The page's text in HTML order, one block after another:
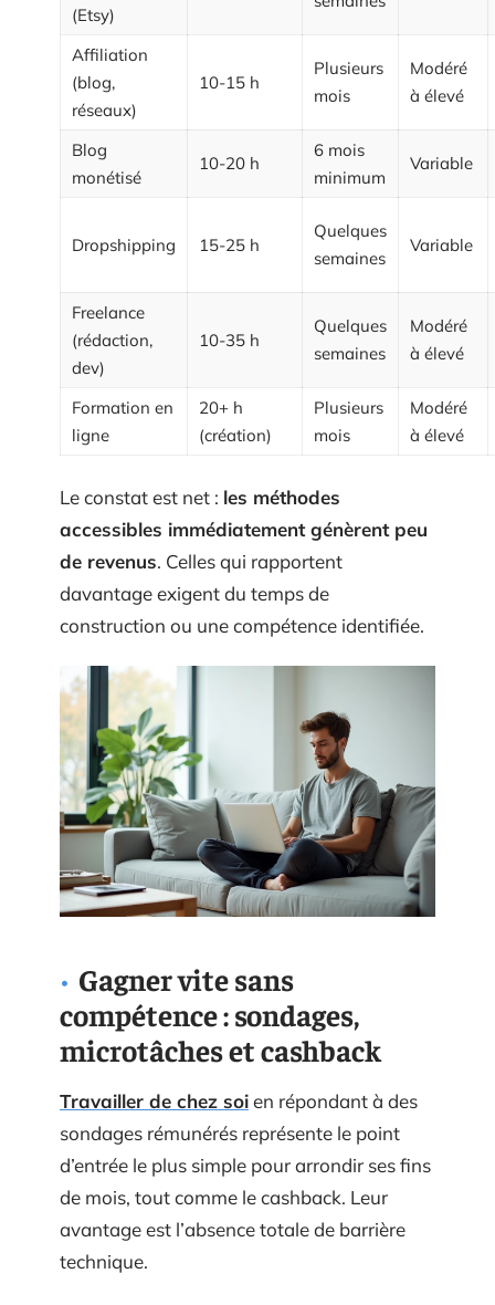
(Etsy)
Affiliation
(blog,
réseaux)
10-15 h
Plusieurs
mois
Modéré
à élevé
Blog
monétisé
10-20 h
6 mois
minimum
Variable
Dropshipping 15-25 h
Quelques
semaines
Variable
Freelance
(rédaction,
dev)
10-35 h
Quelques
semaines
Modéré
à élevé
Formation en
ligne
20+ h
(création)
Plusieurs
mois
Modéré
à élevé
Le constat est net : les méthodes
accessibles immédiatement génèrent peu
de revenus. Celles qui rapportent
davantage exigent du temps de
construction ou une compétence identifiée.
Gagner vite sans
compétence : sondages,
microtâches et cashback
Travailler de chez soien répondant à des
sondages rémunérés représente le point
d’entrée le plus simple pour arrondir ses fins
de mois, tout comme le cashback. Leur
avantage est l’absence totale de barrière
technique.